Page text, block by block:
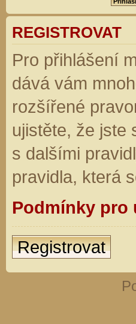
REGISTROVAT
Pro přihlášení
dává vám
rozšířené
ujistěte, že jste
s dalšími
pravidla, která
Podmínky pro
Registrovat